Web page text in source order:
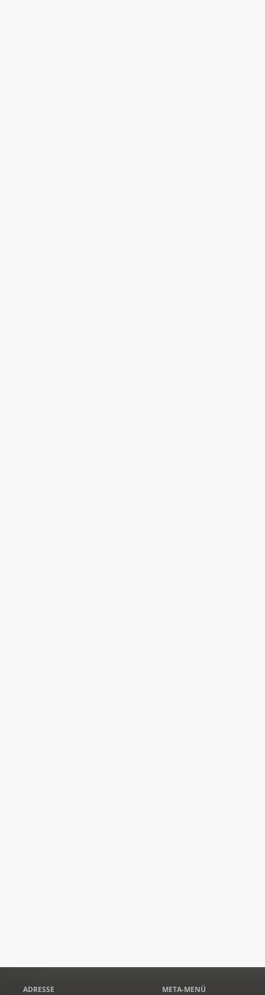
ADRESSE META-MENÜ